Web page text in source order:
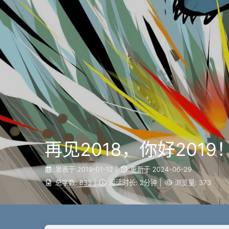
再见2018，你好2019
发表于 2019-01-12 | 更新于 2024-06-29
总字数: 833 | 阅读时长: 2分钟 浏览量: 373